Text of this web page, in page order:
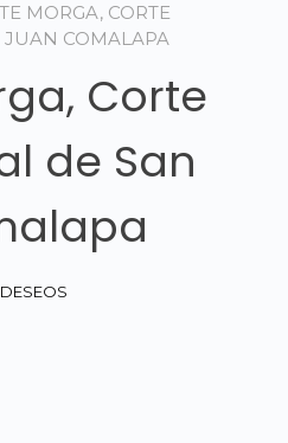
MORGA, CORTE
COMALAPA
Corte
de San